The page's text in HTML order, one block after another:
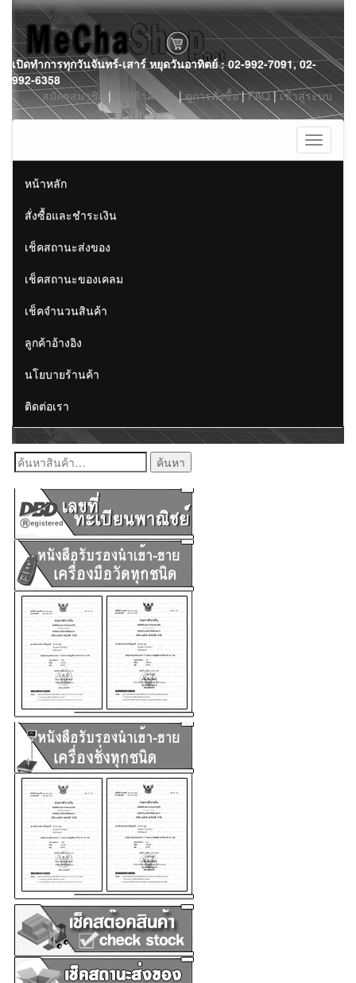
Skip
to
content
เปิดทำการทุกวันจันทร์-เสาร์ หยุดวันอาทิตย์ : 02-992-7091, 02-
992-6358
สมัครสมาชิก | ตะกร้าสินค้า|ดูการสั่งซื้อ|FAQ|เข้าสู่ระบบ
Toggle
หน้าหลัก
สั่งซื้อและชำระเงิน
เช็คสถานะส่งของ
เช็คสถานะของเคลม
เช็คจำนวนสินค้า
ลูกค้าอ้างอิง
นโยบายร้านค้า
ติดต่อเรา
ค้นหา: